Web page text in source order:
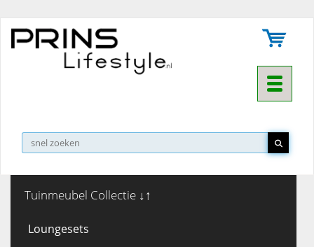
Toggle
▼
Tuinmeubel Collectie ↓↑
Loungesets